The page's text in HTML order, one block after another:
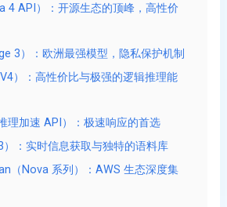
4 API）：开源生态的顶峰，高性价
3）：欧洲最强模型，隐私保护机制
）：高性价比与极强的逻辑推理能
理加速 API）：极速响应的首选
：实时信息获取与独特的语料库
（Nova 系列）：AWS 生态深度集